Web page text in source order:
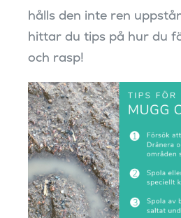
hålls den inte ren
hittar du tips på hur du
och rasp!